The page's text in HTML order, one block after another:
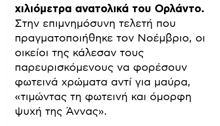
χιλιόμετρα ανατολικά του Ορλάντο.
Στην επιμνημόσυνη τελετή που
πραγματοποιήθηκε τον Νοέμβριο, οι
οικείοι της κάλεσαν τους
παρευρισκόμενους να φορέσουν
φωτεινά χρώματα αντί για μαύρα,
«τιμώντας τη φωτεινή και όμορφη
ψυχή της Άννας».